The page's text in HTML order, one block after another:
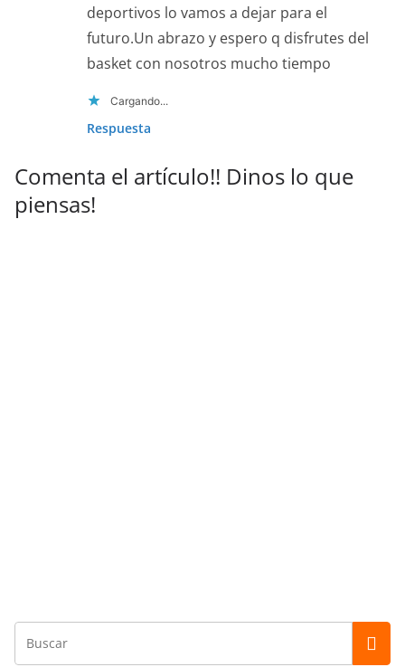
deportivos lo vamos a dejar para el
futuro.Un abrazo y espero q disfrutes del
basket con nosotros mucho tiempo
Cargando...
Respuesta
Comenta el artículo!! Dinos lo que
piensas!